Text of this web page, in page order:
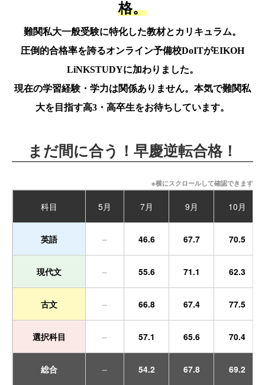
格。
難関私大一般受験に特化した教材とカリキュラム。
圧倒的合格率を誇るオンライン予備校DoITがEIKOH
LiNKSTUDYに加わりました。
現在の学習経験・学力は関係ありません。本気で難関私
大を目指す高3・高卒生をお待ちしています。
まだ間に合う！早慶逆転合格！
※横にスクロールして確認できます
科目 5月 7月 9月 10月
英語 – 46.6 67.7 70.5
現代文 – 55.6 71.1 62.3
古文 – 66.8 67.4 77.5
選択科目 – 57.1 65.6 70.4
総合 – 54.2 67.8 69.2